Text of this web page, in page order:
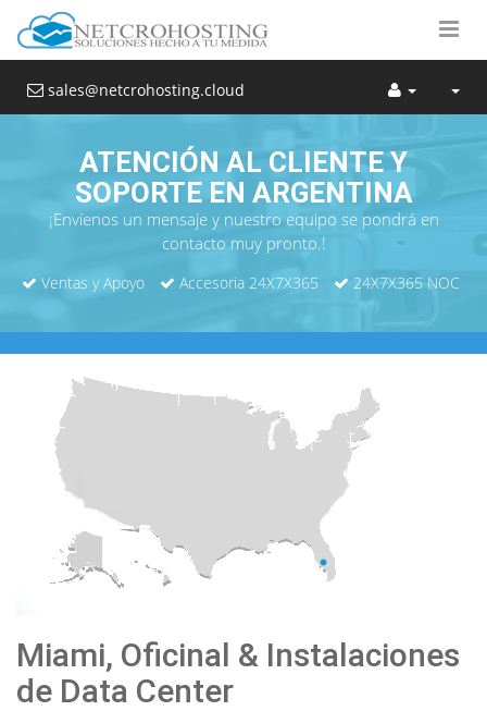
sales@netcrohosting.cloud
ATENCIÓN AL CLIENTE Y
SOPORTE EN ARGENTINA
¡Envíenos un mensaje y nuestro equipo se pondrá en
contacto muy pronto.!
Ventas y Apoyo Accesoria 24X7X365 24X7X365 NOC
Miami, Oficinal & Instalaciones
de Data Center